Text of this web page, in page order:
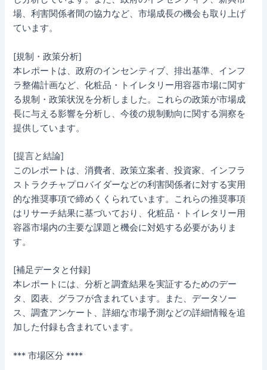
場、利害関係者間の協力など、市場成長の機会も取り上げ
ています。
[規制・政策分析]
本レポートは、政府のインセンティブ、排出基準、インフ
ラ整備計画など、化粧品・トイレタリー用容器市場に関す
る規制・政策状況を分析しました。これらの政策が市場成
長に与える影響を分析し、今後の規制動向に関する洞察を
提供しています。
[提言と結論]
このレポートは、消費者、政策立案者、投資家、インフラ
ストラクチャプロバイダーなどの利害関係者に対する実用
的な推奨事項で締めくくられています。これらの推奨事項
はリサーチ結果に基づいており、化粧品・トイレタリー用
容器市場内の主要な課題と機会に対処する必要がありま
す。
[補足データと付録]
本レポートには、分析と調査結果を実証するためのデー
タ、図表、グラフが含まれています。また、データソー
ス、調査アンケート、詳細な市場予測などの詳細情報を追
加した付録も含まれています。
*** 市場区分 ****